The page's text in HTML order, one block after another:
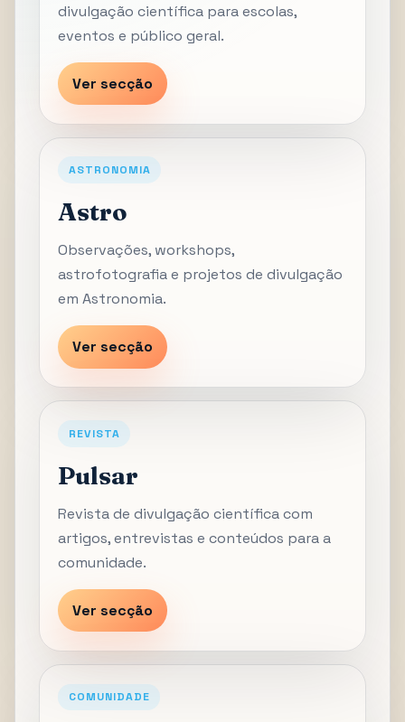
divulgação científica para escolas,
eventos e público geral.
Ver secção
ASTRONOMIA
Astro
Observações, workshops,
astrofotografia e projetos de divulgação
em Astronomia.
Ver secção
REVISTA
Pulsar
Revista de divulgação científica com
artigos, entrevistas e conteúdos para a
comunidade.
Ver secção
COMUNIDADE